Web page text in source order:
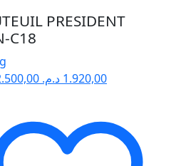
PRESIDENT
C18
1.920,00 د.م.